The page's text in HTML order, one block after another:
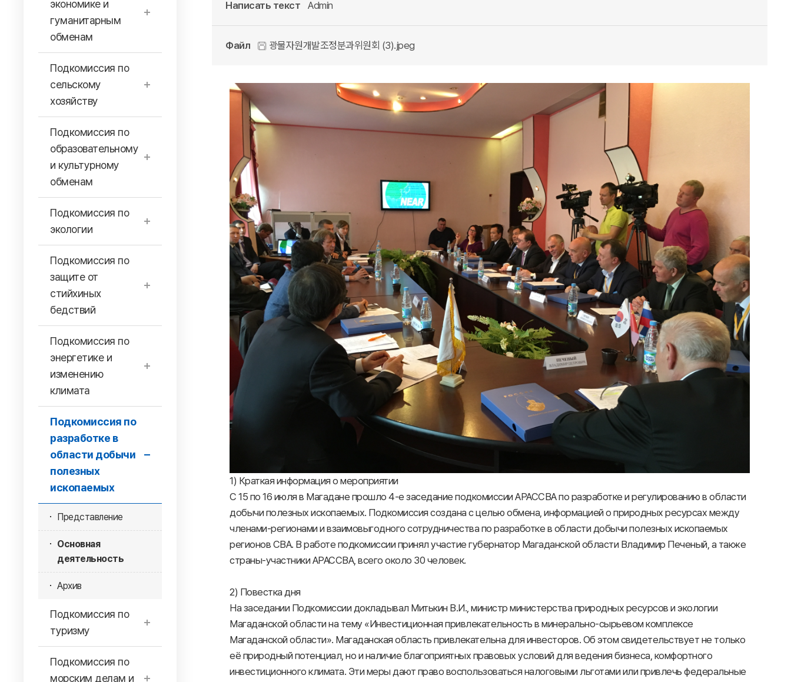
экономике и
гуманитарным
обменам
Подкомиссия по
сельскому
хозяйству
Подкомиссия по
образовательному
и культурному
обменам
Подкомиссия по
экологии
Подкомиссия по
защите от
стийхиных
бедствий
Подкомиссия по
энергетике и
изменению
климата
Подкомиссия по
разработке в
области добычи
полезных
ископаемых
Представление
Основная
деятельность
Архив
Подкомиссия по
туризму
Подкомиссия по
морским делам и
Написать текст Admin
Файл 광물자원개발조정분과위원회 (3).jpeg
1) Краткая информация о мероприятии
С 15 по 16 июля в Магадане прошло 4-е заседание подкомиссии АРАССВА по разработке и регулированию в области
добычи полезных ископаемых. Подкомиссия создана с целью обмена, информацией о природных ресурсах между
членами-регионами и взаимовыгодного сотрудничества по разработке в области добычи полезных ископаемых
регионов СВА. В работе подкомиссии принял участие губернатор Магаданской области Владимир Печеный, а также
страны-участники АРАССВА, всего около 30 человек.
2) Повестка дня
На заседании Подкомиссии докладывал Митькин В.И., министр министерства природных ресурсов и экологии
Магаданской области на тему «Инвестиционная привлекательность в минерально-сырьевом комплексе
Магаданской области». Магаданская область привлекательна для инвесторов. Об этом свидетельствует не только
её природный потенциал, но и наличие благоприятных правовых условий для ведения бизнеса, комфортного
инвестиционного климата. Эти меры дают право воспользоваться налоговыми льготами или привлечь федеральные